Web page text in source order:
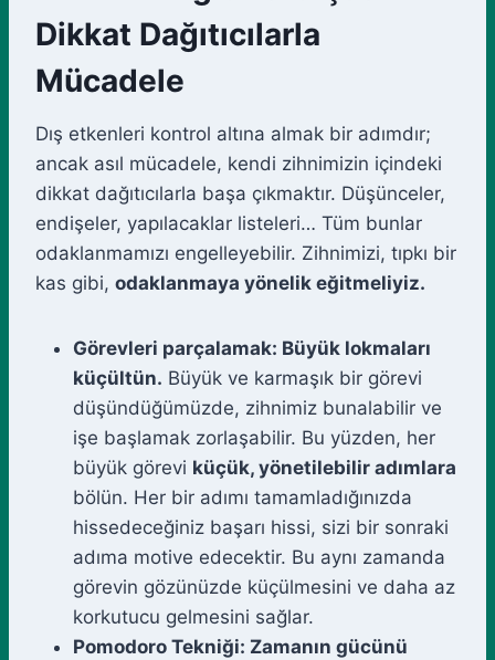
Dikkat Dağıtıcılarla
Mücadele
Dış etkenleri kontrol altına almak bir adımdır;
ancak asıl mücadele, kendi zihnimizin içindeki
dikkat dağıtıcılarla başa çıkmaktır. Düşünceler,
endişeler, yapılacaklar listeleri… Tüm bunlar
odaklanmamızı engelleyebilir. Zihnimizi, tıpkı bir
kas gibi, odaklanmaya yönelik eğitmeliyiz.
Görevleri parçalamak: Büyük lokmaları
küçültün. Büyük ve karmaşık bir görevi
düşündüğümüzde, zihnimiz bunalabilir ve
işe başlamak zorlaşabilir. Bu yüzden, her
büyük görevi küçük, yönetilebilir adımlara
bölün. Her bir adımı tamamladığınızda
hissedeceğiniz başarı hissi, sizi bir sonraki
adıma motive edecektir. Bu aynı zamanda
görevin gözünüzde küçülmesini ve daha az
korkutucu gelmesini sağlar.
Pomodoro Tekniği: Zamanın gücünü